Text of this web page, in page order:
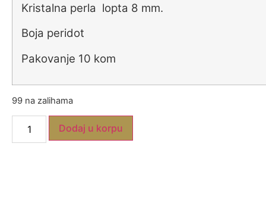
Kristalna perla lopta 8 mm.
Boja peridot
Pakovanje 10 kom
99 na zalihama
Dodaj u korpu